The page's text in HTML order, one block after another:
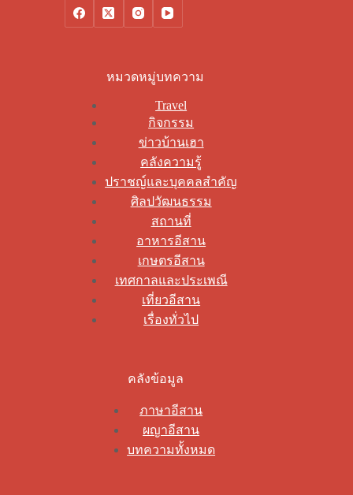
หมวดหมู่บทความ
Travel
กิจกรรม
ข่าวบ้านเฮา
คลังความรู้
ปราชญ์และบุคคลสำคัญ
ศิลปวัฒนธรรม
สถานที่
อาหารอีสาน
เกษตรอีสาน
เทศกาลและประเพณี
เที่ยวอีสาน
เรื่องทั่วไป
คลังข้อมูล
ภาษาอีสาน
ผญาอีสาน
บทความทั้งหมด